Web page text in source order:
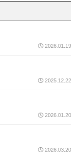
2026.01.19
2025.12.22
2026.01.20
2026.03.20